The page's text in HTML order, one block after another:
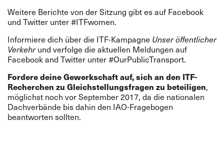
Weitere Berichte von der Sitzung gibt es auf Facebook
und Twitter unter #ITFwomen.
Informiere dich über die ITF-Kampagne Unser öffentlicher
Verkehrund verfolge die aktuellen Meldungen auf
Facebook and Twitter unter #OurPublicTransport.
Fordere deine Gewerkschaft auf, sich an den ITF-
Recherchen zu Gleichstellungsfragen zu beteiligen,
möglichst noch vor September 2017, da die nationalen
Dachverbände bis dahin den IAO-Fragebogen
beantworten sollten.